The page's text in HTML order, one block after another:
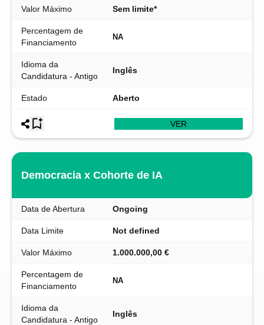
Valor Máximo Sem limite*
Percentagem de
Financiamento
NA
Idioma da
Candidatura - Antigo
Inglês
Estado Aberto
VER
Democracia x Cohorte de IA
Data de Abertura Ongoing
Data Limite Not defined
Valor Máximo 1.000.000,00 €
Percentagem de
Financiamento
NA
Idioma da
Candidatura - Antigo
Inglês